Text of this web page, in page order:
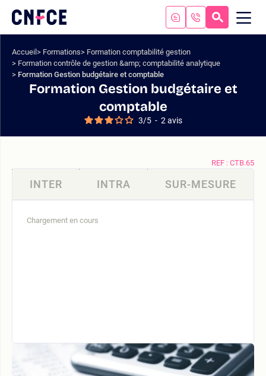
contenu
menu
Logo
site
Accueil Formations
Formation comptabilité gestion
Formation contrôle de gestion &amp; comptabilité analytique
Formation Gestion budgétaire et comptable
Formation Gestion budgétaire et
comptable
3/5 - 2 avis
REF : CTB.65
INTER INTRA SUR-MESURE